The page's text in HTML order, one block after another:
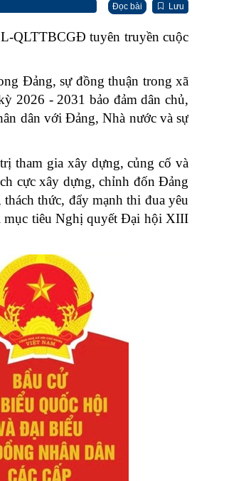
Đọc bài Lưu
QLTTBCGĐ tuyên truyền cuộc
Đảng, sự đồng thuận trong xã
2026 - 2031 bảo đảm dân chủ,
dân với Đảng, Nhà nước và sự
tham gia xây dựng, củng cố và
cực xây dựng, chỉnh đốn Đảng
thức, đẩy mạnh thi đua yêu
mục tiêu Nghị quyết Đại hội XIII